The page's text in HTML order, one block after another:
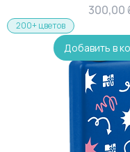
Цена
300,00
Добавить в
200+ цветов